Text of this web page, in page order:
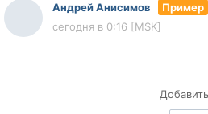
Андрей Анисимов
Пример
сегодня в 0:16 [MSK]